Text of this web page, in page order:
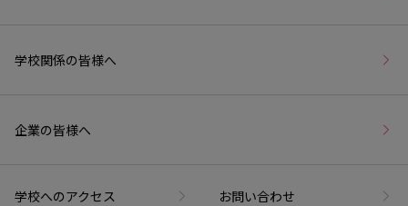
学校関係の皆様へ
企業の皆様へ
学校へのアクセス お問い合わせ